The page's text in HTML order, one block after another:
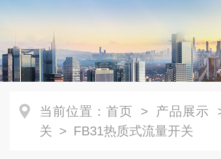
当前位置： 首页 > 产品展示
关 > FB31热质式流量开关